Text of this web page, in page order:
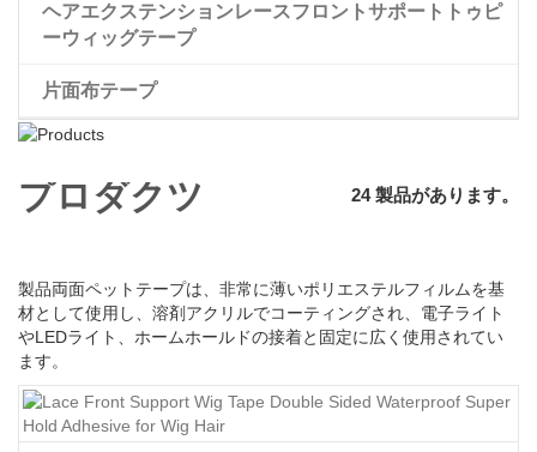
ヘアエクステンションレースフロントサポートトゥピ
ーウィッグテープ
ウィッグ両面テープ
片面布テープ
プロダクツ 24 製品があります。
製品両面ペットテープは、非常に薄いポリエステルフィルムを基
材として使用し、溶剤アクリルでコーティングされ、電子ライト
やLEDライト、ホームホールドの接着と固定に広く使用されてい
ます。